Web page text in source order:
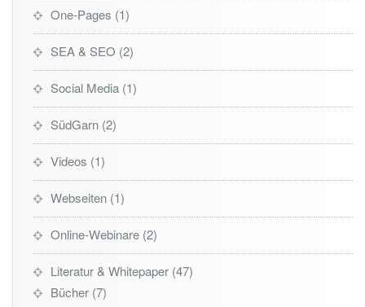
One-Pages 1
SEA & SEO 2
Social Media 1
SüdGarn 2
Videos 1
Webseiten 1
Online-Webinare 2
Literatur & Whitepaper 47
Bücher 7